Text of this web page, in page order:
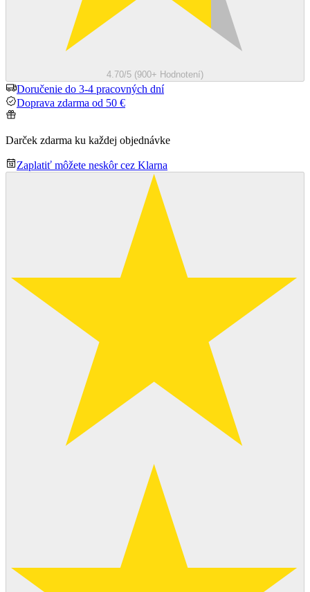
4.70/5 (900+ Hodnotení)
Doručenie do 3-4 pracovných dní
Doprava zdarma od 50 €
Darček zdarma ku každej objednávke
Zaplatiť môžete neskôr cez Klarna